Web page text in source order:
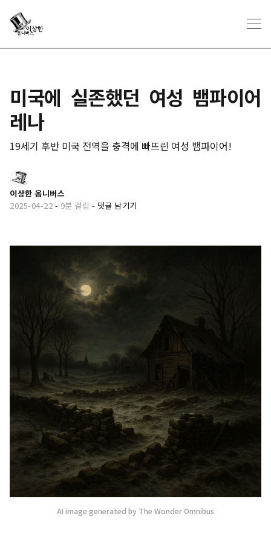
미국에 실존했던 여성 뱀파이어
레나
19세기 후반 미국 전역을 충격에 빠뜨린 여성 뱀파이어!
이상한 옴니버스
2025-04-22 - 9분 걸림 - 댓글 남기기
AI image generated by The Wonder Omnibus